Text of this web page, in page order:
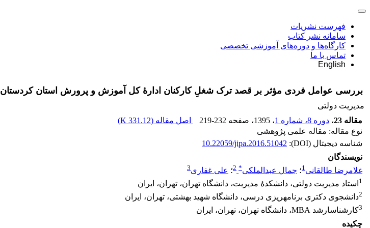
فهرست نشریات
سامانه نشر کتاب
کارگاه‌ها و دوره‌های آموزشی تخصصی
تماس با ما
English
بررسی عوامل فردی مؤثر بر قصد ترک شغلِ کارکنان ادارۀ کل آموزش و پرورش استان کردستان
مدیریت دولتی
مقاله 23
، دوره 8، شماره 1 ، 1395 ، صفحه 219-232 اصل مقاله (331.12 K
)
نوع مقاله: مقاله علمی پژوهشی
شناسه دیجیتال (DOI):
10.22059/jipa.2016.51042
نویسندگان
غلامرضا طالقانی1؛ جمال عبدالملکی*
2؛ علی غفاری3
1 استاد مدیریت دولتی، دانشکدۀ مدیریت، دانشگاه تهران، تهران، ایران
2دانشجوی دکتری برنامه‎ریزی درسی، دانشگاه شهید بهشتی، تهران، ایران
3کارشناس‎ارشد MBA، دانشگاه تهران، تهران، ایران
چکیده